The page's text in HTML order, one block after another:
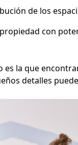
de los
con
es la que
detalles